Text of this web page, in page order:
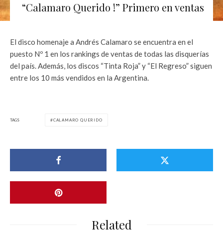
“Calamaro Querido !” Primero en ventas
El disco homenaje a Andrés Calamaro se encuentra en el
puesto Nº 1 en los rankings de ventas de todas las disquerías
del país. Además, los discos “Tinta Roja” y “El Regreso” siguen
entre los 10 más vendidos en la Argentina.
TAGS CALAMARO QUERIDO
Related